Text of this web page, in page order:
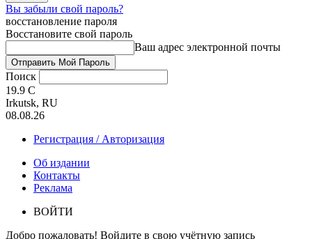
Вы забыли свой пароль?
восстановление пароля
Восстановите свой пароль
Ваш адрес электронной почты
Поиск
19.9 C
Irkutsk, RU
08.08.26
Регистрация / Авторизация
Об издании
Контакты
Реклама
ВОЙТИ
Добро пожаловать! Войдите в свою учётную запись